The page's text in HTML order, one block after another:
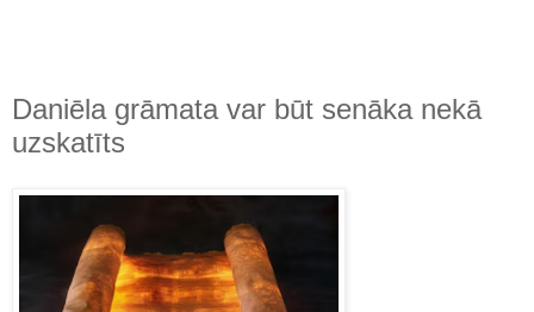
Daniēla grāmata var būt senāka nekā
uzskatīts